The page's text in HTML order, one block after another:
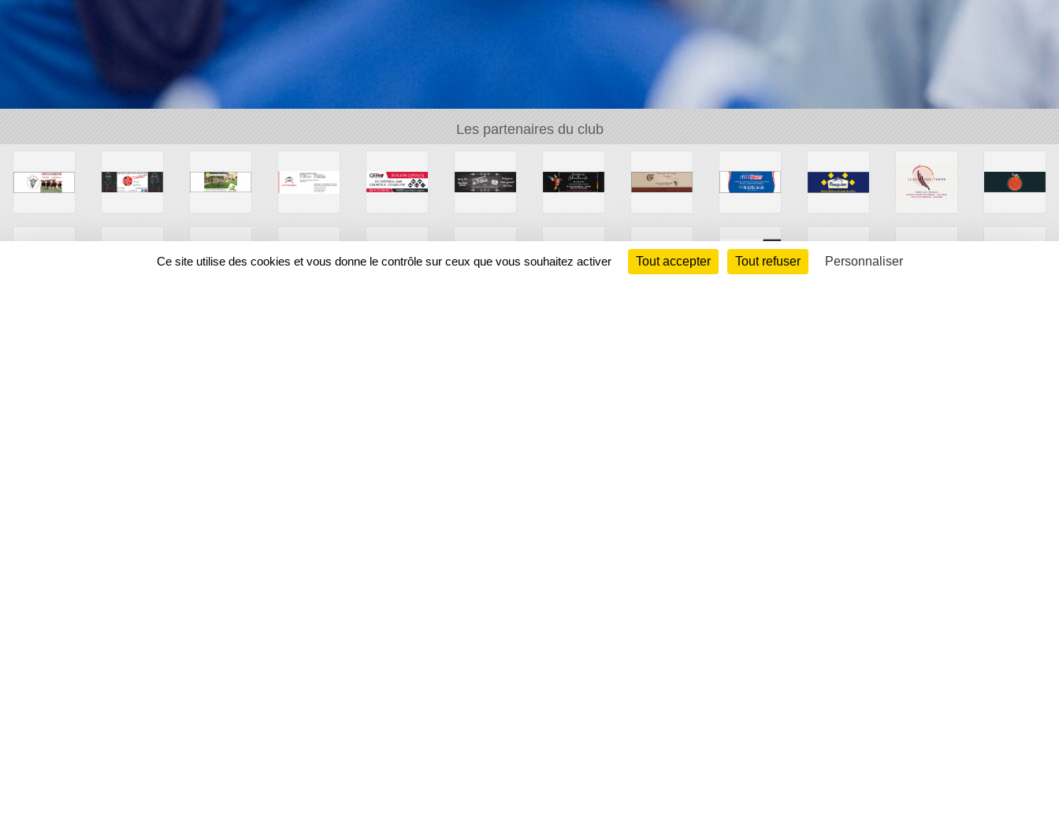
Les partenaires du club
Ce site utilise des cookies et vous donne le contrôle sur ceux que vous souhaitez activer Tout accepter Tout refuser Personnaliser